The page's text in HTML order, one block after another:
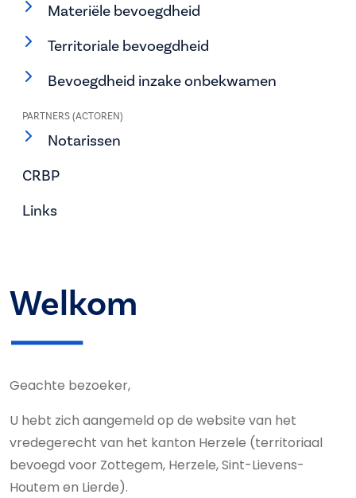
Materiële bevoegdheid
Territoriale bevoegdheid
Bevoegdheid inzake onbekwamen
PARTNERS (ACTOREN)
Notarissen
CRBP
Links
Welkom
Geachte bezoeker,
U hebt zich aangemeld op de website van het
vredegerecht van het kanton Herzele (territoriaal
bevoegd voor Zottegem, Herzele, Sint-Lievens-
Houtem en Lierde).